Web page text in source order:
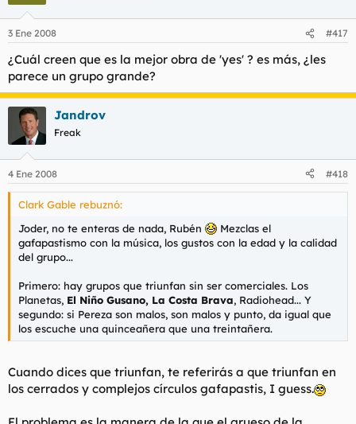
3 Ene 2008 #417
¿Cuál creen que es la mejor obra de 'yes' ? es más, ¿les
parece un grupo grande?
Jandrov
Freak
4 Ene 2008 #418
Clark Gable rebuznó:
Joder, no te enteras de nada, Rubén
Mezclas el
gafapastismo con la música, los gustos con la edad y la calidad
del grupo...
Primero: hay grupos que triunfan sin ser comerciales. Los
Planetas, El Niño Gusano, La Costa Brava, Radiohead... Y
segundo: si Pereza son malos, son malos y punto, da igual que
los escuche una quinceañera que una treintañera.
Cuando dices que triunfan, te referirás a que triunfan en
los cerrados y complejos círculos gafapastis, I guess.